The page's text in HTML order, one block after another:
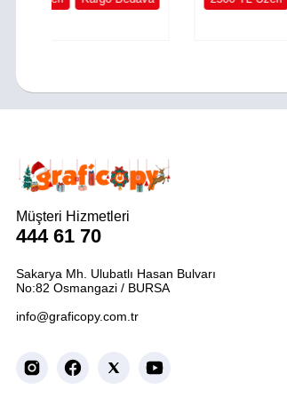
Müşteri Hizmetleri
444 61 70
Sakarya Mh. Ulubatlı Hasan Bulvarı
No:82 Osmangazi / BURSA
info@graficopy.com.tr